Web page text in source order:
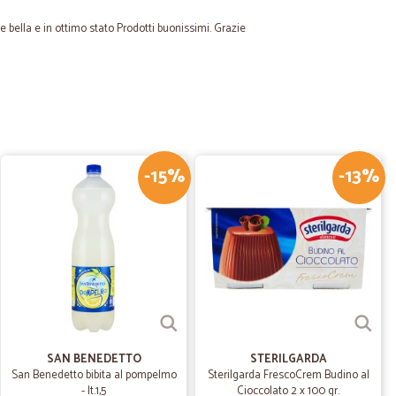
bella e in ottimo stato Prodotti buonissimi. Grazie
Lo consiglio
27/04/2021
qualita'…
arrivata subito il giorno dopo,In definitiva sono
la spesa a casa perfettamente imballata,anche il giorno
-15%
SAN BENEDETTO
San Benedetto bibita al pompelmo
- lt.1,5
-13%
STERILGARDA
Sterilgarda FrescoCrem Budino al
Cioccolato 2 x 100 gr.